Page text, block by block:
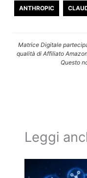
ANTHROPIC
Matrice Digitale
qualità di Affiliato
Questo
Leggi